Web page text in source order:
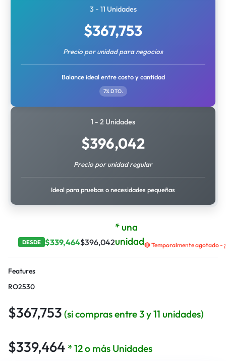
3 - 11 Unidades
$367,753
Precio por unidad para negocios
Balance ideal entre costo y cantidad
7% DTO.
1 - 2 Unidades
$396,042
Precio por unidad regular
Ideal para pruebas o necesidades pequeñas
DESDE $339,464$396,042
* una
unidad🔴 Temporalmente agotado -
Features
RO2530
$367,753 (si compras entre 3 y 11 unidades)
$339,464 * 12 o más Unidades